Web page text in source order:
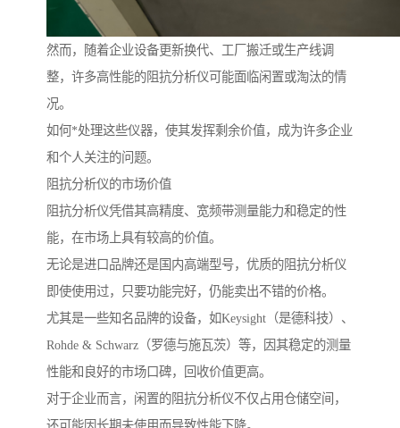
然而，随着企业设备更新换代、工厂搬迁或生产线调
整，许多高性能的阻抗分析仪可能面临闲置或淘汰的情
况。
如何*处理这些仪器，使其发挥剩余价值，成为许多企业
和个人关注的问题。
阻抗分析仪的市场价值
阻抗分析仪凭借其高精度、宽频带测量能力和稳定的性
能，在市场上具有较高的价值。
无论是进口品牌还是国内高端型号，优质的阻抗分析仪
即使使用过，只要功能完好，仍能卖出不错的价格。
尤其是一些知名品牌的设备，如Keysight（是德科技）、
Rohde & Schwarz（罗德与施瓦茨）等，因其稳定的测量
性能和良好的市场口碑，回收价值更高。
对于企业而言，闲置的阻抗分析仪不仅占用仓储空间，